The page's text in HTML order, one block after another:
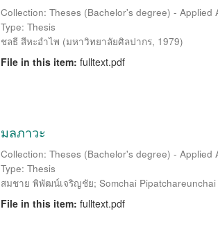
Collection: Theses (Bachelor's degree) -
Type: Thesis
ชลธี สีหะอำไพ (มหาวิทยาลัยศิลปากร, 1979)
File in this item: fulltext.pdf
มลภาวะ
Collection: Theses (Bachelor's degree) -
Type: Thesis
สมชาย พิพัฒน์เจริญชัย; Somchai Pipatchareunchai
File in this item: fulltext.pdf